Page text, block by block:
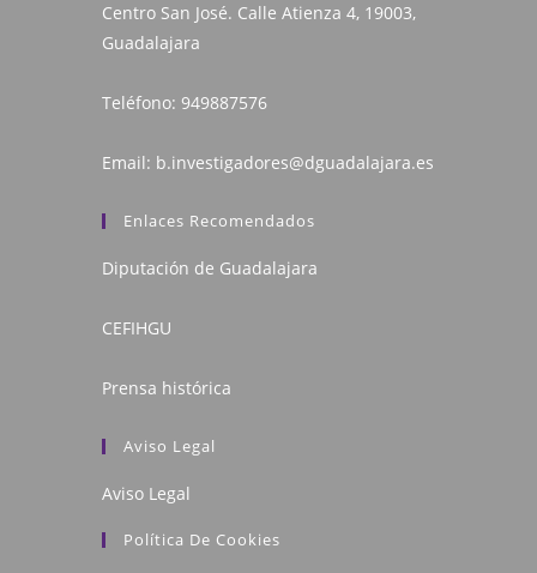
Centro San José. Calle Atienza 4, 19003,
Guadalajara
Teléfono: 949887576
Email: b.investigadores@dguadalajara.es
Enlaces Recomendados
Diputación de Guadalajara
CEFIHGU
Prensa histórica
Aviso Legal
Aviso Legal
Política De Cookies